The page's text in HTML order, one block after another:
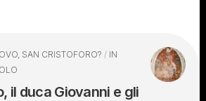
SAN CRISTOFORO? / IN
il duca Giovanni e gli